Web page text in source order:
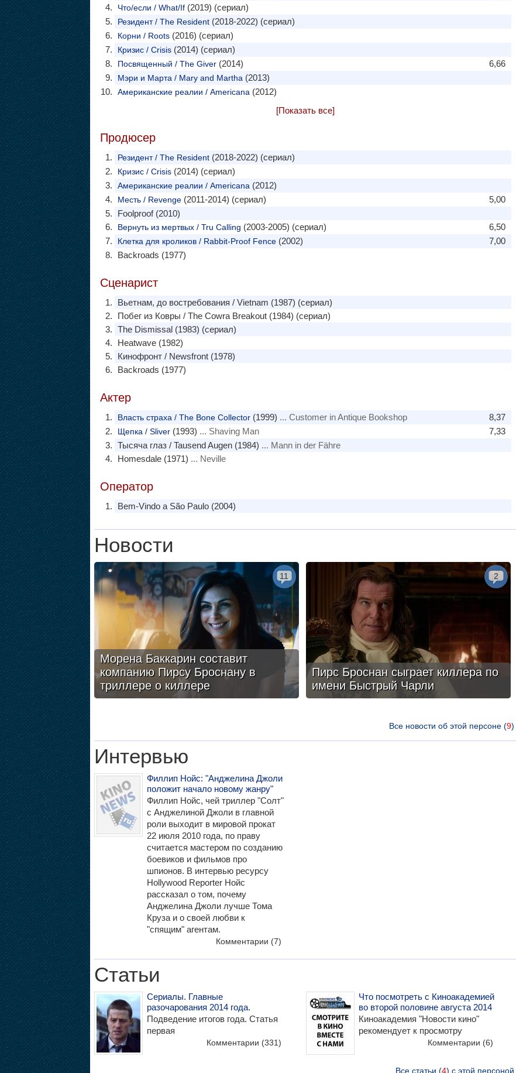
Что/если / What/If(2019) (сериал)
Резидент / The Resident(2018-2022) (сериал)
Корни / Roots(2016) (сериал)
Кризис / Crisis(2014) (сериал)
6,66
Посвященный / The Giver(2014)
Мэри и Марта / Mary and Martha (2013)
Американские реалии / Americana (2012)
[Показать все]
Продюсер
Резидент / The Resident(2018-2022) (сериал)
Кризис / Crisis(2014) (сериал)
Американские реалии / Americana (2012)
5,00
Месть / Revenge(2011-2014) (сериал)
Foolproof (2010)
6,50
Вернуть из мертвых / Tru Calling (2003-2005) (сериал)
7,00
Клетка для кроликов / Rabbit-Proof Fence(2002)
Backroads (1977)
Сценарист
Вьетнам, до востребования / Vietnam (1987) (сериал)
Побег из Ковры / The Cowra Breakout (1984) (сериал)
The Dismissal (1983) (сериал)
Heatwave (1982)
Кинофронт / Newsfront (1978)
Backroads (1977)
Актер
8,37
Власть страха / The Bone Collector(1999) ... Customer in Antique Bookshop
7,33
Щепка / Sliver(1993) ... Shaving Man
Тысяча глаз / Tausend Augen (1984) ... Mann in der Fähre
Homesdale (1971) ... Neville
Оператор
Bem-Vindo a São Paulo (2004)
Новости
Морена Баккарин составит
компанию Пирсу Броснану в
триллере о киллере
11
Пирс Броснан сыграет киллера по
имени Быстрый Чарли
2
Все новости об этой персоне (9)
Интервью
Филлип Нойс: "Анджелина Джоли
положит начало новому жанру"
Филлип Нойс, чей триллер "Солт"
с Анджелиной Джоли в главной
роли выходит в мировой прокат
22 июля 2010 года, по праву
считается мастером по созданию
боевиков и фильмов про
шпионов. В интервью ресурсу
Hollywood Reporter Нойс
рассказал о том, почему
Анджелина Джоли лучше Тома
Круза и о своей любви к
"спящим" агентам.
Комментарии (7)
Статьи
Сериалы. Главные
разочарования 2014 года.
Подведение итогов года. Статья
первая
Комментарии (331)
Что посмотреть с Киноакадемией
во второй половине августа 2014
Киноакадемия "Новости кино"
рекомендует к просмотру
Комментарии (6)
Все статьи (4) с этой персоной